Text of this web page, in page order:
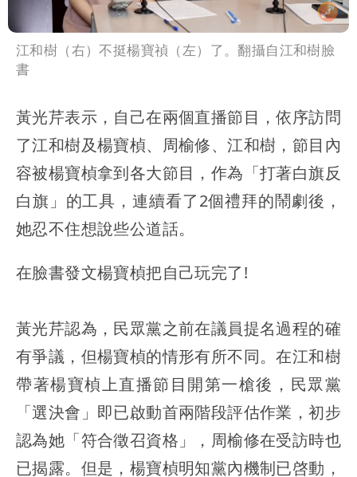
江和樹（右）不挺楊寶禎（左）了。翻攝自江和樹臉
書
黃光芹表示，自己在兩個直播節目，依序訪問
了江和樹及楊寶楨、周榆修、江和樹，節目內
容被楊寶楨拿到各大節目，作為「打著白旗反
白旗」的工具，連續看了2個禮拜的鬧劇後，
她忍不住想說些公道話。
在臉書發文楊寶楨把自己玩完了!
黃光芹認為，民眾黨之前在議員提名過程的確
有爭議，但楊寶楨的情形有所不同。在江和樹
帶著楊寶楨上直播節目開第一槍後，民眾黨
「選決會」即已啟動首兩階段評估作業，初步
認為她「符合徵召資格」，周榆修在受訪時也
已揭露。但是，楊寶楨明知黨內機制已啓動，